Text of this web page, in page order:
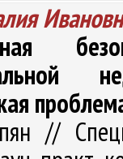
//